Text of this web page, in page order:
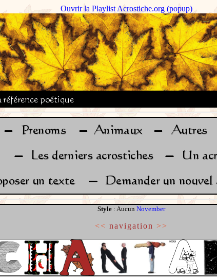
Ouvrir la Playlist Acrostiche.org (popup)
Style : Aucun November
<< navigation >>